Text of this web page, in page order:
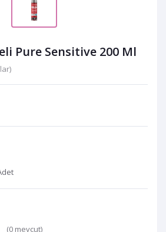
Pure Sensitive 200 Ml
(0 mevcut)